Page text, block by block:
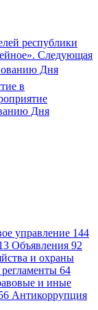
республики
Следующая
Дня
в
Дня
управление 144
Объявления 92
и охраны
64
и иные
Антикоррупция